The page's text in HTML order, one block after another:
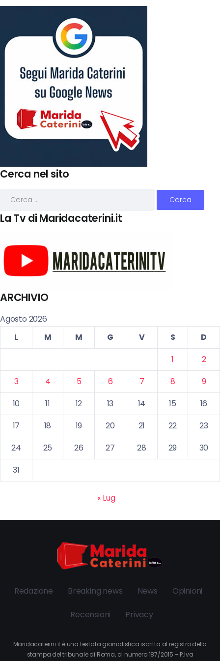
Cerca nel sito
La Tv di Maridacaterini.it
ARCHIVIO
Agosto 2026
L
M M G V S
D
1
2
3
4 5 6 7 8
9
10
11 12 13 14 15
16
17
18 19 20 21 22
23
24
25 26 27 28 29
30
31
« Lug
Redazione Breaking news News Opinioni
Recensioni Privacy
Maridacaterini.it è una testata giornalistica iscritta al registro della
stampa del tribunale di Roma, al numero 187/2015 – P.Iva